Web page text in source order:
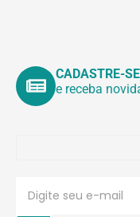
CADASTRE-
e receba